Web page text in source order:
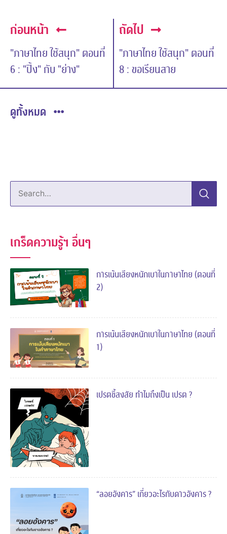
ก่อนหน้า
"ภาษาไทย ใช้สนุก" ตอนที่
6 : "ปิ้ง" กับ "ย่าง"
ถัดไป
"ภาษาไทย ใช้สนุก" ตอนที่
8 : ขอเรียนสาย
ดูทั้งหมด
Search…
เกร็ดความรู้ฯ อื่นๆ
การเน้นเสียงหนักเบาในภาษาไทย (ตอนที่
2)
การเน้นเสียงหนักเบาในภาษาไทย (ตอนที่
1)
เปรตขี้สงสัย ทำไมถึงเป็น เปรต ?
“ลอยอังคาร” เกี่ยวอะไรกับดาวอังคาร ?